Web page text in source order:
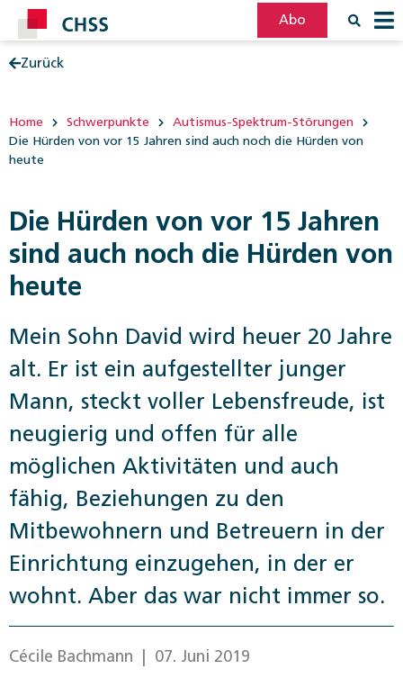
Abo
Zurück
Home Schwerpunkte
Autismus-Spektrum-Störungen
Die Hürden von vor 15 Jahren sind auch noch die Hürden von
heute
Die Hürden von vor 15 Jahren
sind auch noch die Hürden von
heute
Mein Sohn David wird heuer 20 Jahre
alt. Er ist ein aufgestellter junger
Mann, steckt voller Lebensfreude, ist
neugierig und offen für alle
möglichen Aktivitäten und auch
fähig, Beziehungen zu den
Mitbewohnern und Betreuern in der
Einrichtung einzugehen, in der er
wohnt. Aber das war nicht immer so.
Cécile Bachmann | 07. Juni 2019